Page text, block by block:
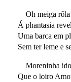
Oh meiga rôla
Á phantasia
Uma barca em
Sem ter leme e
Moreninha
Que o loiro